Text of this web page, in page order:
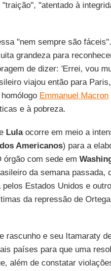
"atentado à
"nem sempre são fáceis".
grandeza para
de dizer: 'Errei, vou
viajou então para
Emmanuel Macron
e à pobreza.
Lulaocorre em meio a
Americanos) para a
órgão com sede em
da semana passada,
Estados Unidos e
da repressão de
rascunho e seu Itamaraty
países para que uma
além de constatar